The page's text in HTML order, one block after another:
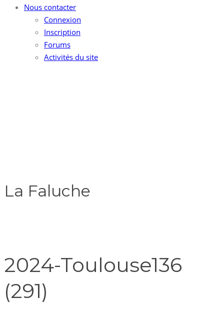
Nous contacter
Connexion
Inscription
Forums
Activités du site
La Faluche
2024-Toulouse136
(291)